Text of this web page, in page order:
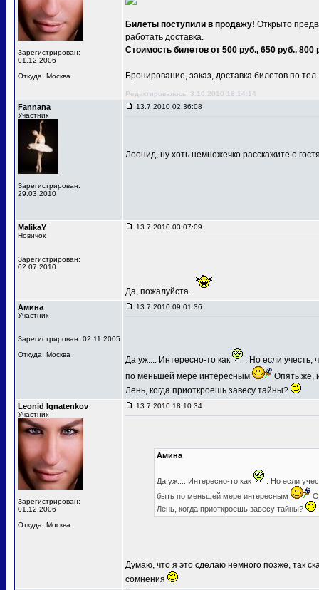
Зарегистрирован:
01.12.2006
Откуда: Москва
Билеты поступили в продажу! Открыто
работать доставка.
Стоимость билетов от 500 руб., 650 руб., 800
Бронирование, заказ, доставка билетов по
Редактировалось: 3.10.2010 18:14:14
Fannana
Участник
Зарегистрирован:
29.03.2010
13.7.2010 02:36:08
Леонид, ну хоть немножечко расскажите о
MalikaY
Новичок
Зарегистрирован:
02.07.2010
13.7.2010 03:07:09
Да, пожалуйста.
Амина
Участник
Зарегистрирован: 02.11.2005
Откуда: Москва
13.7.2010 09:01:36
Да уж.... Интересно-то как
. Но если учесть,
по меньшей мере интересным
Опять же,
Лень, когда приоткроешь завесу тайны?
Leonid Ignatenkov
Участник
Зарегистрирован:
01.12.2006
Откуда: Москва
13.7.2010 18:10:34
Амина
Да уж.... Интересно-то как
. Но если
быть по меньшей мере интересным
Лень, когда приоткроешь завесу тайны?
Думаю, что я это сделаю немного позже, так
сомнения